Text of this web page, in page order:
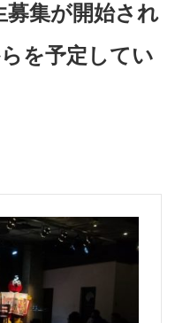
募集が開始され
を予定してい